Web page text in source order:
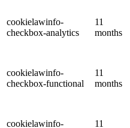
cookielawinfo-
checkbox-analytics
11
months
cookielawinfo-
checkbox-functional
11
months
cookielawinfo-
11